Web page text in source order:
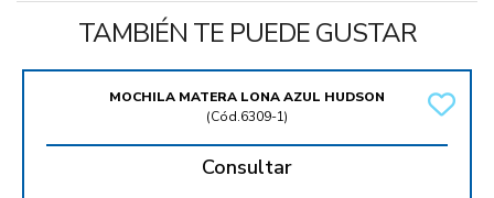
TAMBIÉN TE PUEDE GUSTAR
MOCHILA MATERA LONA AZUL HUDSON
(Cód.6309-1)
Consultar